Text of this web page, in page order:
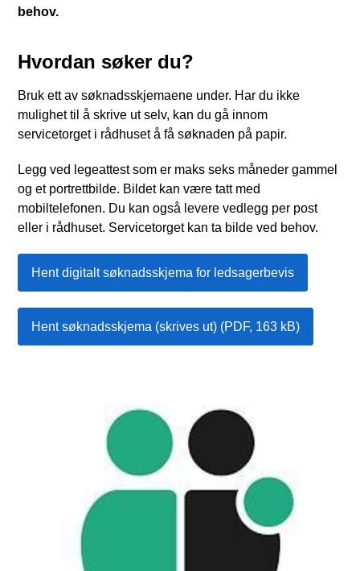
behov.
Hvordan søker du?
Bruk ett av søknadsskjemaene under. Har du ikke
mulighet til å skrive ut selv, kan du gå innom
servicetorget i rådhuset å få søknaden på papir.
Legg ved legeattest som er maks seks måneder gammel
og et portrettbilde. Bildet kan være tatt med
mobiltelefonen. Du kan også levere vedlegg per post
eller i rådhuset. Servicetorget kan ta bilde ved behov.
Hent digitalt søknadsskjema for ledsagerbevis
Hent søknadsskjema (skrives ut) (PDF, 163 kB)